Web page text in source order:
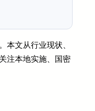
本文从行业现状、
注本地实施、国密